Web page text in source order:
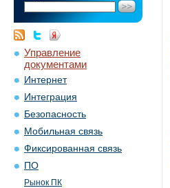
Управление
документами
Интернет
Интеграция
Безопасность
Мобильная связь
Фиксированная связь
ПО
Рынок ПК